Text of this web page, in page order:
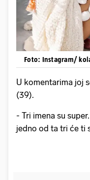
Foto: Instagram/
U komentarima joj
(39).
- Tri imena su
jedno od ta tri će ti